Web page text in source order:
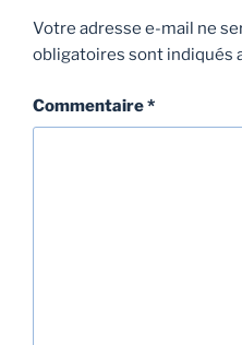
Votre adresse e-mail ne
obligatoires sont indiqués
Commentaire*